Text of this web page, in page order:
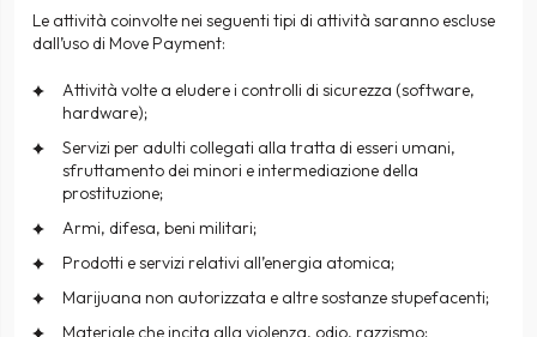
Le attività coinvolte nei seguenti tipi di attività saranno escluse
dall’uso di Move Payment:
Attività volte a eludere i controlli di sicurezza (software,
hardware);
Servizi per adulti collegati alla tratta di esseri umani,
sfruttamento dei minori e intermediazione della
prostituzione;
Armi, difesa, beni militari;
Prodotti e servizi relativi all’energia atomica;
Marijuana non autorizzata e altre sostanze stupefacenti;
Materiale che incita alla violenza, odio, razzismo;